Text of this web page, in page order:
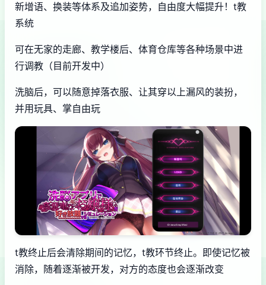
新增语、换装等体系及追加姿势，自由度大幅提升！t教
系统
可在无家的走廊、教学楼后、体育仓库等各种场景中进
行调教（目前开发中）
洗脑后，可以随意掉落衣服、让其穿以上漏风的装扮，
并用玩具、掌自由玩
t教终止后会清除期间的记忆，t教环节终止。即使记忆被
消除，随着逐渐被开发，对方的态度也会逐渐改变